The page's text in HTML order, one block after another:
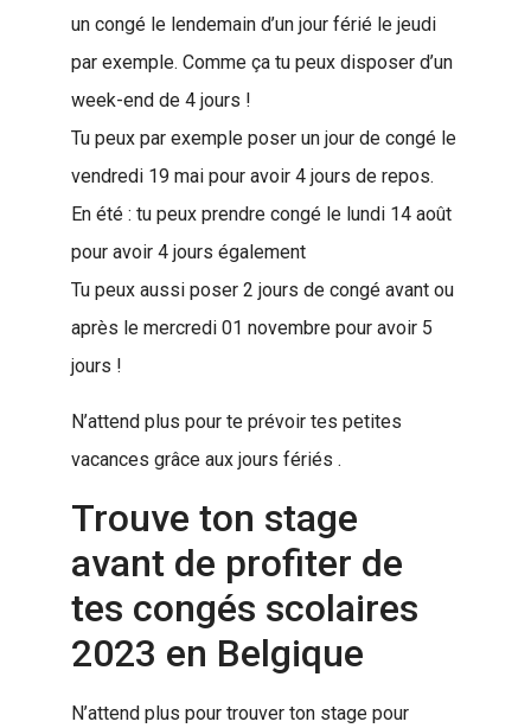
un congé le lendemain d’un jour férié le jeudi
par exemple. Comme ça tu peux disposer d’un
week-end de 4 jours !
Tu peux par exemple poser un jour de congé le
vendredi 19 mai pour avoir 4 jours de repos.
En été : tu peux prendre congé le lundi 14 août
pour avoir 4 jours également
Tu peux aussi poser 2 jours de congé avant ou
après le mercredi 01 novembre pour avoir 5
jours !
N’attend plus pour te prévoir tes petites
vacances grâce aux jours fériés .
Trouve ton stage
avant de profiter de
tes congés scolaires
2023 en Belgique
N’attend plus pour trouver ton stage pour